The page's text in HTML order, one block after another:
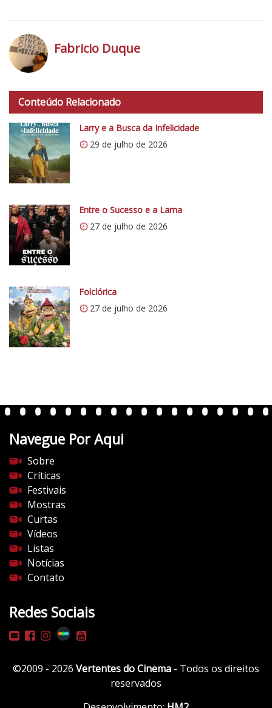
t
p
s
:
/
/
0
.
w
p
.
c
o
m
/
v
n
e
s
d
o
c
i
n
e
m
a
c
o
m
w
Fabricio Duque
Conteúdo Relacionado
Larry e a Busca da Infelicidade
29 de julho de 2026
Entre o Sucesso e a Lama
27 de julho de 2026
Folclórica
27 de julho de 2026
Navegue Por Aqui
Sobre
Críticas
Festivais
Mostras
Curtas
Vídeos
Listas
Notícias
Contato
Redes Sociais
©2009 - 2026 Vertentes do Cinema - Todos os direitos
reservados